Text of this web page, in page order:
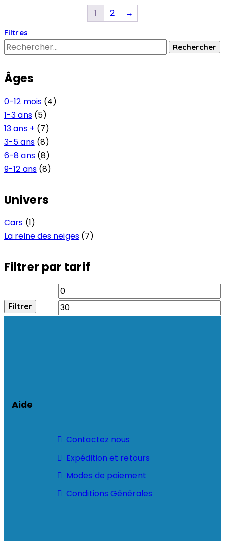
1 2 →
Filtres
Âges
0-12 mois (4)
1-3 ans (5)
13 ans + (7)
3-5 ans (8)
6-8 ans (8)
9-12 ans (8)
Univers
Cars (1)
La reine des neiges (7)
Filtrer par tarif
Filtrer
Aide
Contactez nous
Expédition et retours
Modes de paiement
Conditions Générales